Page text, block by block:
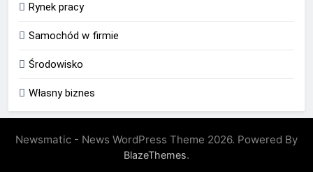
Rynek pracy
Samochód w firmie
Środowisko
Własny biznes
Newsmatic - News WordPress Theme 2026. Powered By
BlazeThemes.